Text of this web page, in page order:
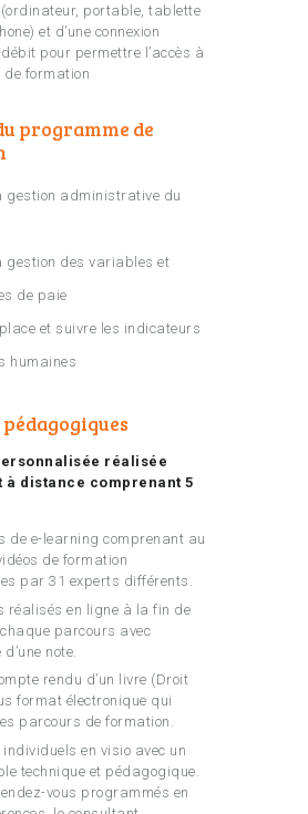
portable, tablette
et d’une connexion
pour permettre l’accès à
de formation
programme de
gestion administrative du
gestion des variables et
de paie
et suivre les indicateurs
humaines
réalisée
à distance comprenant 5
de e-learning comprenant au
de formation
par 31 experts différents.
réalisés en ligne à la fin de
chaque parcours avec
note.
rendu d’un livre (Droit
format électronique qui
parcours de formation.
individuels en visio avec un
technique et pédagogique.
vous programmés en